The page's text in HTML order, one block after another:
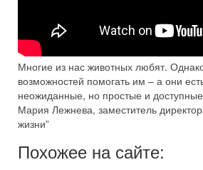
Многие из нас животных любят.
возможностей помогать им – а они
неожиданные, но простые и
Мария Лежнева, заместитель
жизни”
Похожее на сайте: